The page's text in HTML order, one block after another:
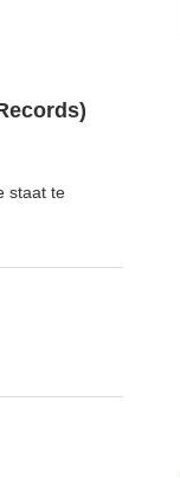
staat te